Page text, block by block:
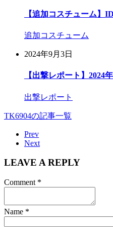
【追加コスチューム】
追加コスチューム
2024年9月3日
【出撃レポート】2024
出撃レポート
TK6904の記事一覧
Prev
Next
LEAVE A REPLY
Comment *
Name *